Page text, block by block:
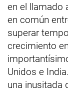
en el llamado
en común
superar
crecimiento
Unidos e
una inusitada